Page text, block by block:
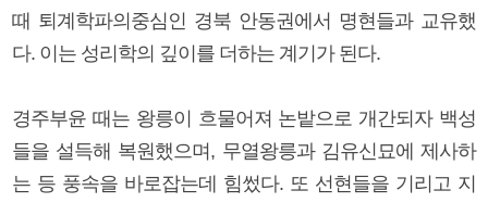
때 퇴계학파의중심인 경북 안동권에서 명현들과 교유했
다. 이는 성리학의 깊이를 더하는 계기가 된다.
경주부윤 때는 왕릉이 흐물어져 논밭으로 개간되자 백성
들을 설득해 복원했으며, 무열왕릉과 김유신묘에 제사하
는 등 풍속을 바로잡는데 힘썼다. 또 선현들을 기리고 지